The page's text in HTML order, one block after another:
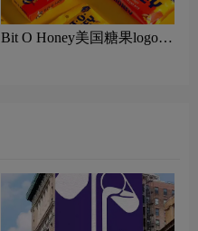
Bit O Honey美国糖果logo含